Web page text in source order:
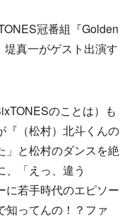
冠番組『Golden
真一がゲスト出演す
のことは）も
『（松村）北斗くんの
」と松村のダンスを絶
「えっ、違う
に若手時代のエピソー
知ってんの！？ファ